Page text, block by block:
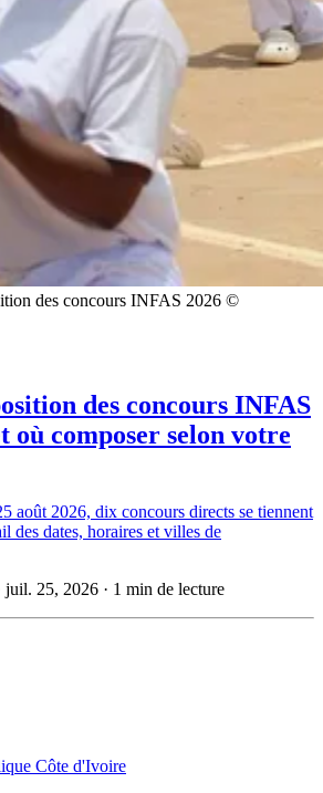
des concours INFAS 2026 ©
des concours INFAS
où composer selon votre
août 2026, dix concours directs se tiennent
des dates, horaires et villes de
juil. 25, 2026 · 1 min de lecture
Côte d'Ivoire